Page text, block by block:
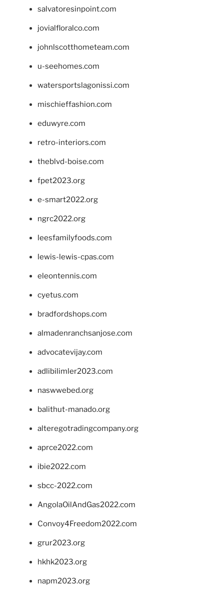
salvatoresinpoint.com
jovialfloralco.com
johnlscotthometeam.com
u-seehomes.com
watersportslagonissi.com
mischieffashion.com
eduwyre.com
retro-interiors.com
theblvd-boise.com
fpet2023.org
e-smart2022.org
ngrc2022.org
leesfamilyfoods.com
lewis-lewis-cpas.com
eleontennis.com
cyetus.com
bradfordshops.com
almadenranchsanjose.com
advocatevijay.com
adlibilimler2023.com
naswwebed.org
balithut-manado.org
alteregotradingcompany.org
aprce2022.com
ibie2022.com
sbcc-2022.com
AngolaOilAndGas2022.com
Convoy4Freedom2022.com
grur2023.org
hkhk2023.org
napm2023.org